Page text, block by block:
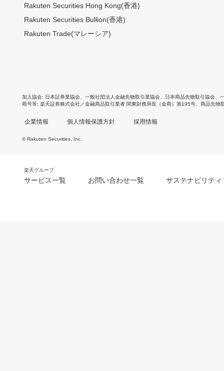
Rakuten Securities Hong Kong(香港)
Rakuten Securities Bullion(香港)
Rakuten Trade(マレーシア)
加入協会 日本証券業協会 一般社団法人金融先物取引業協会 日本商品先物取引協会
商号等 楽天証券株式会社／金融商品取引業者 関東財務局長（金商）第195号、商品先物
企業情報 個人情報保護方針 採用情報
© Rakuten Securities, Inc.
楽天グループ
サービス一覧 お問い合わせ一覧 サステナビリティ